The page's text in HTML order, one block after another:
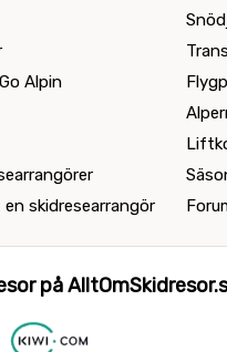
Alpin
skidresearrangör
på